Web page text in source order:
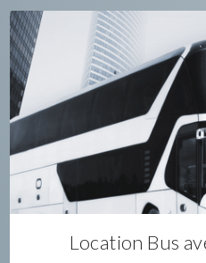
Location Bus